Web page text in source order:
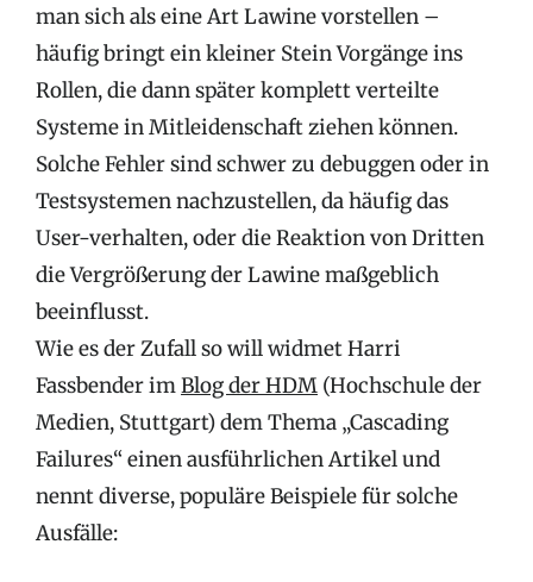
man sich als eine Art Lawine vorstellen –
häufig bringt ein kleiner Stein Vorgänge ins
Rollen, die dann später komplett verteilte
Systeme in Mitleidenschaft ziehen können.
Solche Fehler sind schwer zu debuggen oder in
Testsystemen nachzustellen, da häufig das
User-verhalten, oder die Reaktion von Dritten
die Vergrößerung der Lawine maßgeblich
beeinflusst.
Wie es der Zufall so will widmet Harri
Fassbender imBlog der HDM (Hochschule der
Medien, Stuttgart) dem Thema „Cascading
Failures“ einen ausführlichen Artikel und
nennt diverse, populäre Beispiele für solche
Ausfälle: